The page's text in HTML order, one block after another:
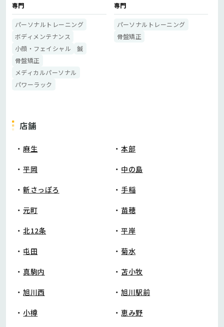
専門
パーソナルトレーニング
ボディメンテナンス
小顔・フェイシャル
鍼
骨盤矯正
メディカルパーソナル
パワーラック
専門
パーソナルトレーニング
骨盤矯正
店舗
麻生 本部
平岡 中の島
新さっぽろ 手稲
元町 苗穂
北12条 平岸
屯田 菊水
真駒内 苫小牧
旭川西 旭川駅前
小樽 恵み野